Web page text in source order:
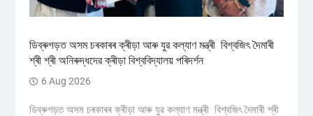
ডিব্ৰুগড়ত অসম চৰকাৰৰ ক্ৰীড়া আৰু যুৱ কল্যাণ মন্ত্ৰী বিশ্বজিৎ দৈমাৰী
শ্ৰী শ্ৰী অনিৰুদ্ধদেৱ ক্ৰীড়া বিশ্ববিদ্যালয় পৰিদৰ্শন
6 Aug 2026
ডিব্ৰুগড়ত অসম চৰকাৰৰ ক্ৰীড়া আৰু যুৱ কল্যাণ মন্ত্ৰী বিশ্বজিৎ দৈমাৰী শ্ৰী